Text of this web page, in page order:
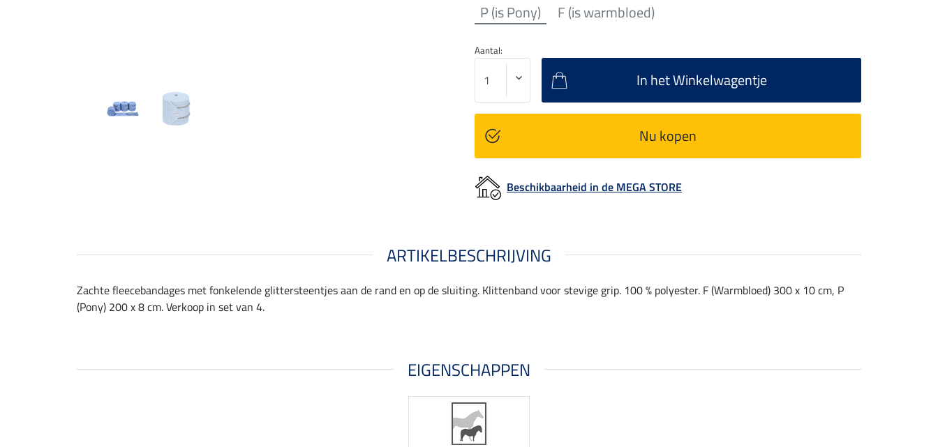
P (is Pony) F (is warmbloed)
Aantal:
In het Winkelwagentje
Nu kopen
Beschikbaarheid in de MEGA STORE
ARTIKELBESCHRIJVING
Zachte fleecebandages met fonkelende glittersteentjes aan de rand en op de sluiting. Klittenband voor stevige grip. 100 % polyester. F (Warmbloed) 300 x 10 cm, P
(Pony) 200 x 8 cm. Verkoop in set van 4.
EIGENSCHAPPEN